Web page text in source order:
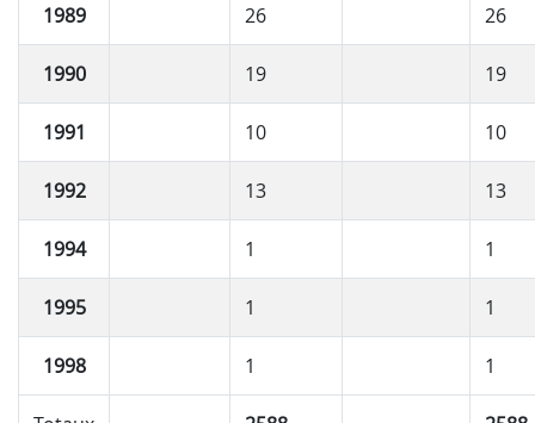
1989 26 26
1990 19 19
1991 10 10
1992 13 13
1994 1 1
1995 1 1
1998 1 1